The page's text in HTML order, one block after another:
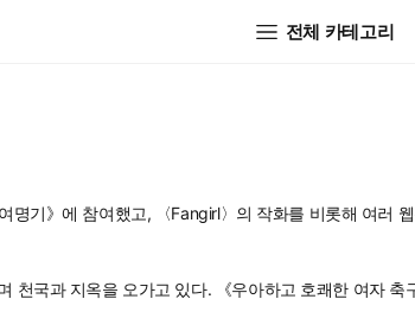
전체 카테고리
기》에 참여했고, 〈Fangirl〉의 작화를 비롯해 여러
국과 지옥을 오가고 있다. 《우아하고 호쾌한 여자 축